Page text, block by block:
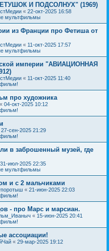
И ПОДСОЛНУХ" (1969)
« 22-окт-2025 16:58
мультфильмы
из Франции про Фетиша от
« 11-окт-2025 17:57
мультфильмы
империи "АВИАЦИОННАЯ
« 11-окт-2025 11:40
про художника
« 04-окт-2025 10:12
27-сен-2025 21:29
в заброшенный музей, где
31-июл-2025 22:35
мультфильмы
и с 2 мальчиками
« 21-июн-2025 22:03
- про Марс и марсиан.
« 15-июн-2025 20:41
ассоциации!
« 29-мар-2025 19:12